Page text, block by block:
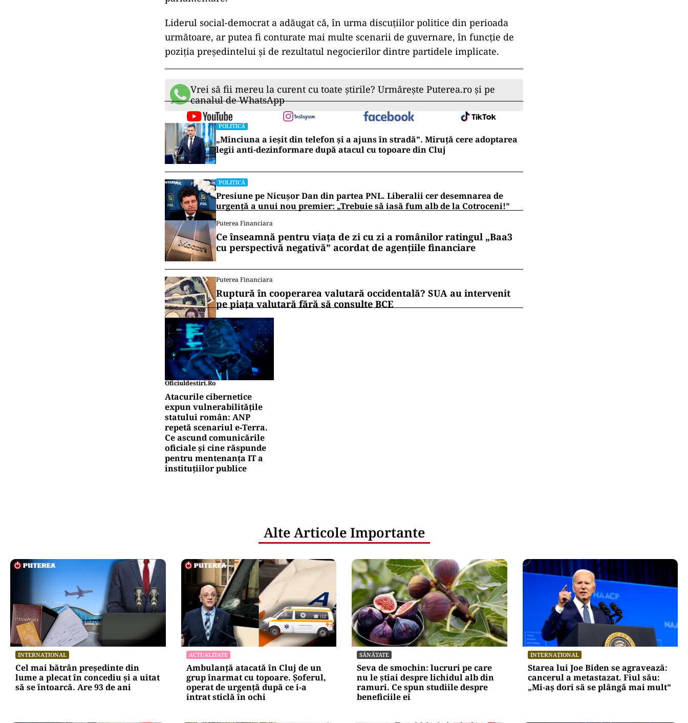
Liderul social-democrat a adăugat că, în urma discuțiilor politice din perioada
următoare, ar putea fi conturate mai multe scenarii de guvernare, în funcție de
poziția președintelui și de rezultatul negocierilor dintre partidele implicate.
Vrei să fii mereu la curent cu toate știrile? Urmărește Puterea.ro și pe
canalul de WhatsApp
POLITICĂ
„Minciuna a ieșit din telefon și a ajuns în stradă”. Miruță cere adoptarea
legii anti-dezinformare după atacul cu topoare din Cluj
POLITICĂ
Presiune pe Nicușor Dan din partea PNL. Liberalii cer desemnarea de
urgență a unui nou premier: „Trebuie să iasă fum alb de la Cotroceni!”
Puterea Financiara
Ce înseamnă pentru viața de zi cu zi a românilor ratingul „Baa3
cu perspectivă negativă” acordat de agențiile financiare
Puterea Financiara
Ruptură în cooperarea valutară occidentală? SUA au intervenit
pe piața valutară fără să consulte BCE
Oficiuldestiri.ro
Atacurile cibernetice
expun vulnerabilitățile
statului român: ANP
repetă scenariul e‑Terra.
Ce ascund comunicările
oficiale și cine răspunde
pentru mentenanța IT a
instituțiilor publice
Alte Articole Importante
INTERNAȚIONAL
Cel mai bătrân președinte din
lume a plecat în concediu și a uitat
să se întoarcă. Are 93 de ani
ACTUALITATE
Ambulanță atacată în Cluj de un
grup înarmat cu topoare. Șoferul,
operat de urgență după ce i-a
intrat sticlă în ochi
SĂNĂTATE
Seva de smochin: lucruri pe care
nu le știai despre lichidul alb din
ramuri. Ce spun studiile despre
beneficiile ei
INTERNAȚIONAL
Starea lui Joe Biden se agravează:
cancerul a metastazat. Fiul său:
„Mi-aș dori să se plângă mai mult”